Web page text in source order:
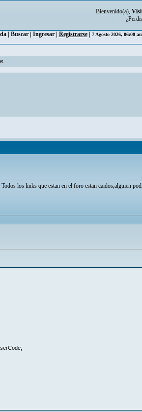
Bienvenido(a),
| Buscar| Ingresar| Registrarse| 7 Agosto 2026, 06:00
los links que estan en el foro estan caidos,alguien